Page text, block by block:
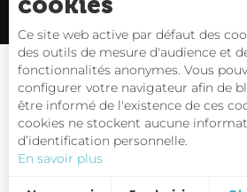
Espace Pro
Carte
Ce site web active par défaut des
des outils de mesure d'audience et
fonctionnalités anonymes. Vous
configurer votre navigateur afin de
être informé de l'existence de ces
cookies ne stockent aucune
d’identification personnelle.
En savoir plus